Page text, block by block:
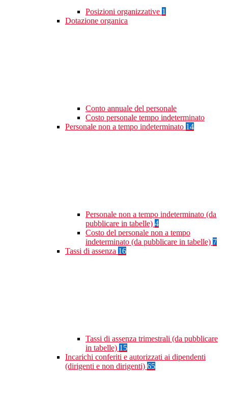
Posizioni organizzative 1
Dotazione organica
Conto annuale del personale
Costo personale tempo indeterminato
Personale non a tempo indeterminato 14
Personale non a tempo indeterminato (da
pubblicare in tabelle) 4
Costo del personale non a tempo
indeterminato (da pubblicare in tabelle) 7
Tassi di assenza 16
Tassi di assenza trimestrali (da pubblicare
in tabelle) 15
Incarichi conferiti e autorizzati ai dipendenti
(dirigenti e non dirigenti) 65